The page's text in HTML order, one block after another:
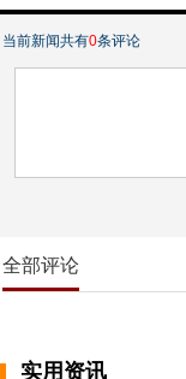
当前新闻共有0条评论
全部评论
实用资讯